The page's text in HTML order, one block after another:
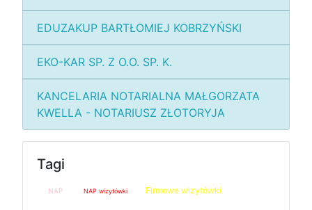
EDUZAKUP BARTŁOMIEJ KOBRZYŃSKI
EKO-KAR SP. Z O.O. SP. K.
KANCELARIA NOTARIALNA MAŁGORZATA
KWELLA - NOTARIUSZ ZŁOTORYJA
Tagi
NAP NAP wizytówki Firmowe wizytówki